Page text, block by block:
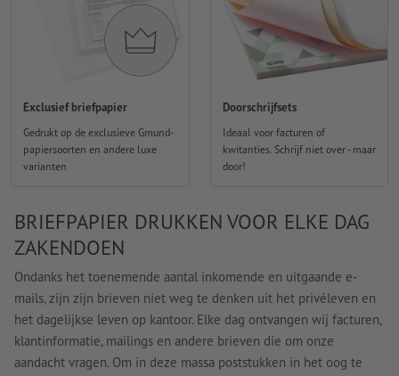
Exclusief briefpapier
Gedrukt op de exclusieve Gmund-
papiersoorten en andere luxe
varianten
Doorschrijfsets
Ideaal voor facturen of
kwitanties. Schrijf niet over - maar
door!
BRIEFPAPIER DRUKKEN VOOR ELKE DAG
ZAKENDOEN
Ondanks het toenemende aantal inkomende en uitgaande e-
mails, zijn zijn brieven niet weg te denken uit het privéleven en
het dagelijkse leven op kantoor. Elke dag ontvangen wij facturen,
klantinformatie, mailings en andere brieven die om onze
aandacht vragen. Om in deze massa poststukken in het oog te